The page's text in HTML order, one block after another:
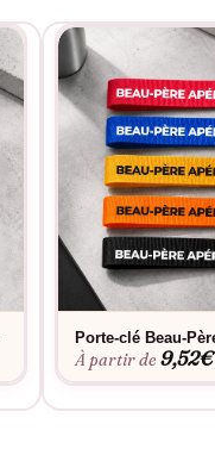
Porte-clé Beau-
À partir de9,52€